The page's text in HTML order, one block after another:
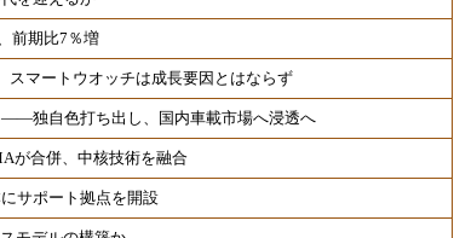
前期比7％増
スマートウオッチは成長要因とはならず
独自色打ち出し、国内車載市場へ浸透へ
が合併、中核技術を融合
サポート拠点を開設